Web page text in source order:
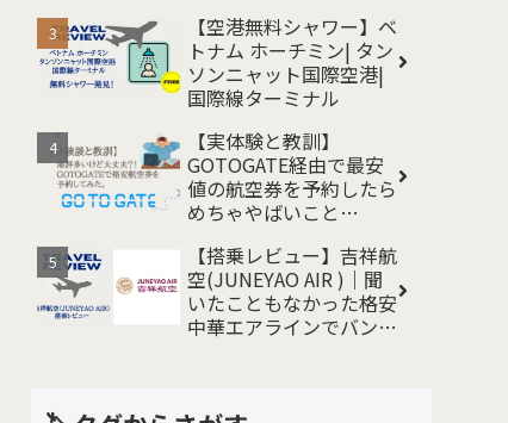
【空港無料シャワー】ベ
トナム ホーチミン| タン
ソンニャット国際空港|
国際線ターミナル
【実体験と教訓】
GOTOGATE経由で最安
値の航空券を予約したら
めちゃやばいこと
【搭乗レビュー】吉祥航
空(JUNEYAO AIR )｜聞
いたこともなかった格安
中華エアラインでバンコ